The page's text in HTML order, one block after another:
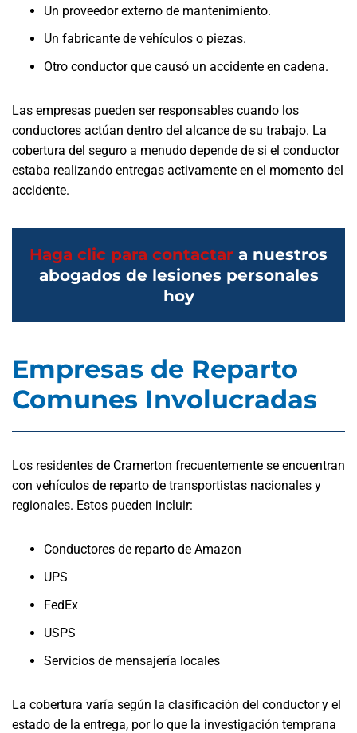
Un proveedor externo de mantenimiento.
Un fabricante de vehículos o piezas.
Otro conductor que causó un accidente en cadena.
Las empresas pueden ser responsables cuando los
conductores actúan dentro del alcance de su trabajo. La
cobertura del seguro a menudo depende de si el conductor
estaba realizando entregas activamente en el momento del
accidente.
Haga clic para contactar a nuestros
abogados de lesiones personales
hoy
Empresas de Reparto
Comunes Involucradas
Los residentes de Cramerton frecuentemente se encuentran
con vehículos de reparto de transportistas nacionales y
regionales. Estos pueden incluir:
Conductores de reparto de Amazon
UPS
FedEx
USPS
Servicios de mensajería locales
La cobertura varía según la clasificación del conductor y el
estado de la entrega, por lo que la investigación temprana